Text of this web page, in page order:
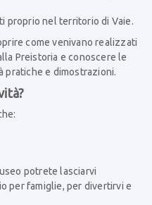
proprio nel territorio di Vaie.
come venivano realizzati
Preistoria e conoscere le
pratiche e dimostrazioni.
potrete lasciarvi
per famiglie, per divertirvi e